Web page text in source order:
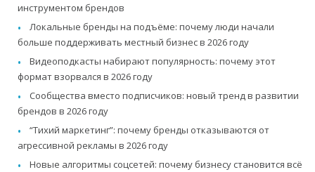
инструментом брендов
Локальные бренды на подъёме: почему люди начали
больше поддерживать местный бизнес в 2026 году
Видеоподкасты набирают популярность: почему этот
формат взорвался в 2026 году
Сообщества вместо подписчиков: новый тренд в развитии
брендов в 2026 году
“Тихий маркетинг”: почему бренды отказываются от
агрессивной рекламы в 2026 году
Новые алгоритмы соцсетей: почему бизнесу становится всё